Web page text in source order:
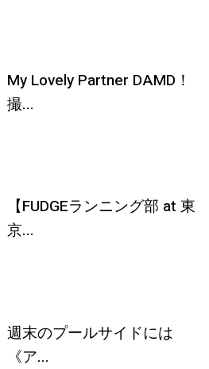
My Lovely Partner DAMD！
撮...
【FUDGEランニング部 at 東
京...
週末のプールサイドには
《ア...